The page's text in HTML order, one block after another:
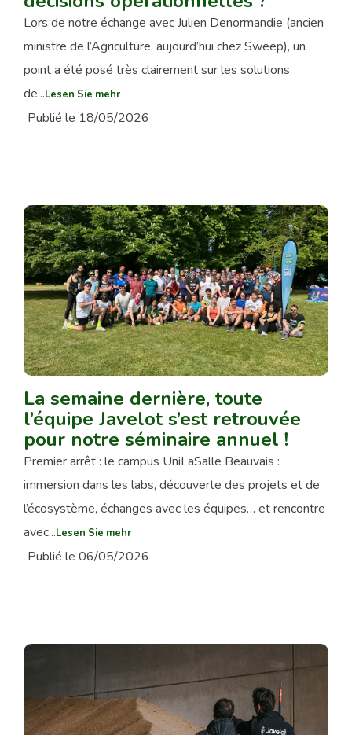
Lors de notre échange avec Julien Denormandie (ancien
ministre de l’Agriculture, aujourd’hui chez Sweep), un
point a été posé très clairement sur les solutions
de...Lesen Sie mehr
Publié le 18/05/2026
La semaine dernière, toute
l’équipe Javelot s’est retrouvée
pour notre séminaire annuel !
Premier arrêt : le campus UniLaSalle Beauvais :
immersion dans les labs, découverte des projets et de
l’écosystème, échanges avec les équipes… et rencontre
avec...Lesen Sie mehr
Publié le 06/05/2026